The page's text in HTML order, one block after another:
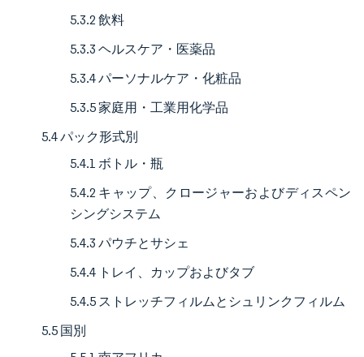
5.3.2 飲料
5.3.3 ヘルスケア・医薬品
5.3.4 パーソナルケア・化粧品
5.3.5 家庭用・工業用化学品
5.4 パック形式別
5.4.1 ボトル・瓶
5.4.2 キャップ、クロージャーおよびディスペン
シングシステム
5.4.3 パウチとサシェ
5.4.4 トレイ、カップおよびタブ
5.4.5 ストレッチフィルムとシュリンクフィルム
5.5 国別